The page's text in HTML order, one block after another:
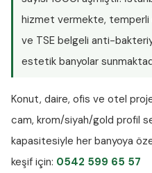
hizmet vermekte, temperli
ve TSE belgeli anti-
estetik banyolar
Konut, daire, ofis ve otel
cam, krom/siyah/gold profil
kapasitesiyle her banyoya
keşif için: 0542 599 65 57